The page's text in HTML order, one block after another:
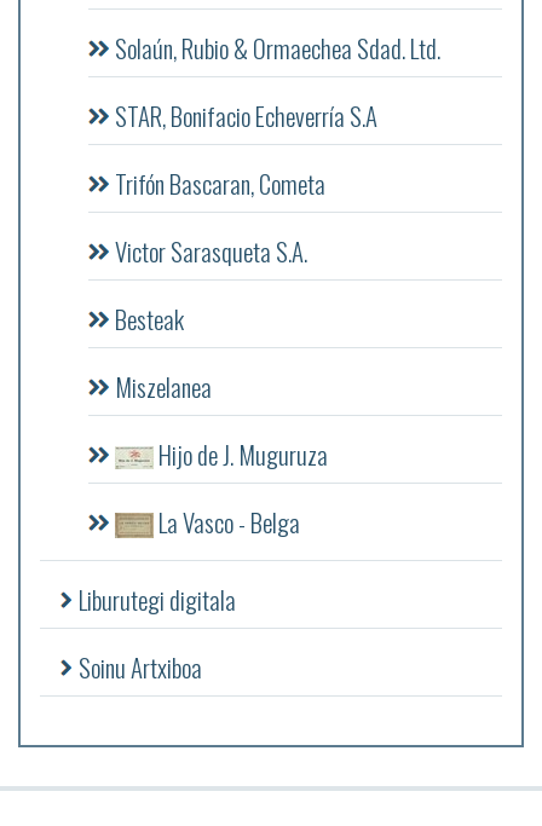
Solaún, Rubio & Ormaechea Sdad. Ltd.
STAR, Bonifacio Echeverría S.A
Trifón Bascaran, Cometa
Victor Sarasqueta S.A.
Besteak
Miszelanea
Hijo de J. Muguruza
La Vasco - Belga
Liburutegi digitala
Soinu Artxiboa